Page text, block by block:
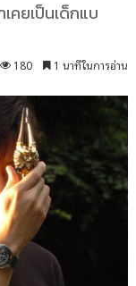
คยเป็นเด็กแบ
180 1 นาทีในการอ่าน